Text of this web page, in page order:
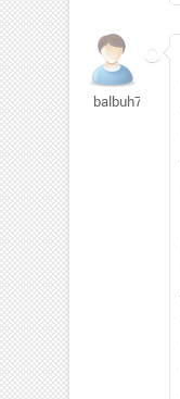
balbuh710